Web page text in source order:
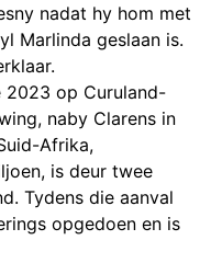
nadat hy hom met
Marlinda geslaan is.
2023 op Curuland-
naby Clarens in
Afrika,
is deur twee
Tydens die aanval
opgedoen en is